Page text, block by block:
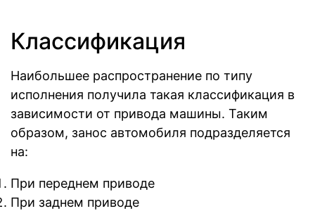
Классификация
Наибольшее распространение по типу
исполнения получила такая классификация в
зависимости от привода машины. Таким
образом, занос автомобиля подразделяется
на:
При переднем приводе
При заднем приводе